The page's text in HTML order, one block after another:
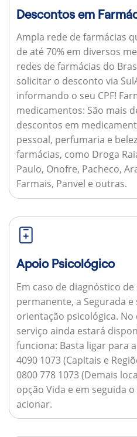
Descontos em
Ampla rede de farmácias
de até 70% em diversos
redes de farmácias do
solicitar o desconto via
informando o seu CPF!
medicamentos: São mais
descontos em
pessoal, perfumaria e
farmácias, como Droga
Paulo, Onofre, Pacheco,
Farmais, Panvel e outras.
Apoio Psicológico
Em caso de diagnóstico
permanente, a Segurada
orientação psicológica.
serviço ainda estará
funciona: Basta ligar para
4090 1073 (Capitais e
0800 778 1073 (Demais
opção Vida e em seguida
acionar.